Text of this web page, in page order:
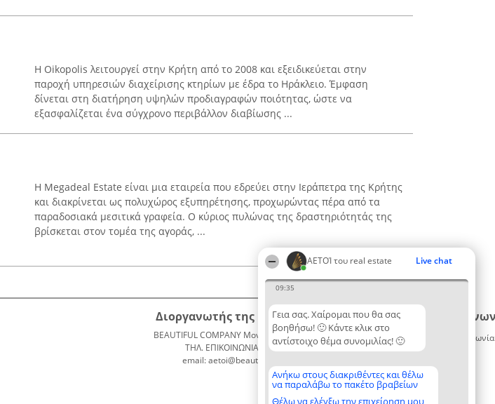
ΑΕΤΟΊ του real estate Live chat
09:35
Γεια σας. Χαίρομαι που θα σας
βοηθήσω! 🙂 Κάντε κλικ στο
αντίστοιχο θέμα συνομιλίας! 🙂
Ανήκω στους διακριθέντες και θέλω
να παραλάβω το πακέτο βραβείων
Θέλω να ελέγξω την επιχείρηση μου
Η Oikopolis λειτουργεί στην Κρήτη από το 2008 και εξειδικεύεται στην
παροχή υπηρεσιών διαχείρισης κτηρίων με έδρα το Ηράκλειο. Έμφαση
δίνεται στη διατήρηση υψηλών προδιαγραφών ποιότητας, ώστε να
εξασφαλίζεται ένα σύγχρονο περιβάλλον διαβίωσης ...
Η Megadeal Estate είναι μια εταιρεία που εδρεύει στην Ιεράπετρα της Κρήτης
και διακρίνεται ως πολυχώρος εξυπηρέτησης, προχωρώντας πέρα από τα
παραδοσιακά μεσιτικά γραφεία. Ο κύριος πυλώνας της δραστηριότητάς της
βρίσκεται στον τομέα της αγοράς, ...
Διοργανωτής της κατάταξης
BEAUTIFUL COMPANY Μονοπρόσωπη ΙΚΕ
ΤΗΛ. ΕΠΙΚΟΙΝΩΝΙΑΣ: 2104128019
email: aetoi@beautifulcompany.co
Κατάταξη
Διακριθέντες
Λίστα
διακριθέντων
Μεθοδολογία
Όροι &
Επικοινωνία